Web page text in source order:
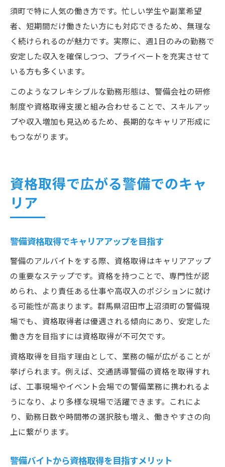
須町で特に人気の働き方です。忙しい学生や副業希望
者、短期間だけ働きたい方にも対応できるため、無理な
く続けられるのが魅力です。実際に、週1日のみの勤務で
安定した収入を確保しつつ、プライベートを充実させて
いる方も多くいます。
このようなフレキシブルな勤務形態は、警備会社の研修
制度や資格取得支援と組み合わせることで、スキルアッ
プや収入増加も見込めるため、長期的なキャリア形成に
もつながります。
資格取得で広がる警備でのキャ
リア
警備資格取得でキャリアアップを目指す
警備のアルバイトをする際、資格取得はキャリアアップ
の重要なステップです。資格を持つことで、専門性が認
められ、より責任ある仕事や高収入のポジションに就け
る可能性が高まります。群馬県沼田市上沼須町の警備現
場でも、資格取得者は優遇される傾向にあり、安定した
働き方を目指すには資格取得が不可欠です。
資格取得を目指す理由として、業務の幅が広がることが
挙げられます。例えば、交通誘導警備の資格を取得すれ
ば、工事現場やイベント会場での警備業務に携われるよ
うになり、より多様な現場で活躍できます。これによ
り、勤務日数や時間帯の選択肢も増え、働きやすさの向
上に繋がります。
警備バイトから資格取得を目指すメリット